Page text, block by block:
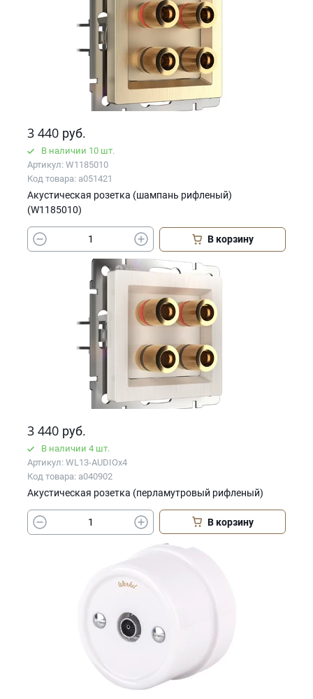
3 440 руб.
В наличии 10 шт.
Артикул: W1185010
Код товара: a051421
Акустическая розетка (шампань рифленый)
(W1185010)
В корзину
3 440 руб.
В наличии 4 шт.
Артикул: WL13-AUDIOx4
Код товара: a040902
Акустическая розетка (перламутровый рифленый)
В корзину